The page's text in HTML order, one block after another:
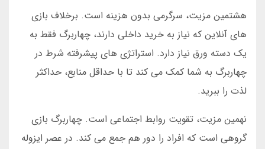
هشتمین مزیت، سرگرمی بدون هزینه است. برخلاف بازی
های آنلاین که نیاز به خرید داخلی دارند، چهاربرگ فقط به
یک دسته ورق نیاز دارد. استراتژی های پیشرفته شرط در
چهاربرگ به شما کمک می کند تا با حداقل منابع، حداکثر
لذت را ببرید.
نهمین مزیت، تقویت روابط اجتماعی است. چهاربرگ بازی
گروهی است که افراد را دور هم جمع می کند. در عصر ایزوله